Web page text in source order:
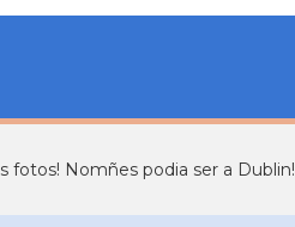
fotos! Nomñes podia ser a Dublin!